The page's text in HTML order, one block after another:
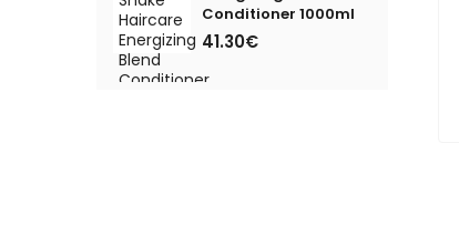
Conditioner 1000ml
41.30€